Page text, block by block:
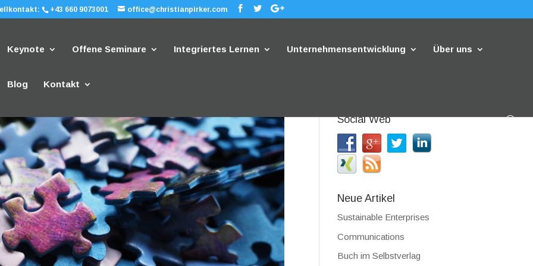
+43 660 9073001 office@christianpirker.com
Keynote Offene Seminare Integriertes Lernen Unternehmensentwicklung Über uns
Blog Kontakt
Social Web
Neue Artikel
Sustainable Enterprises
Communications
Buch im Selbstverlag